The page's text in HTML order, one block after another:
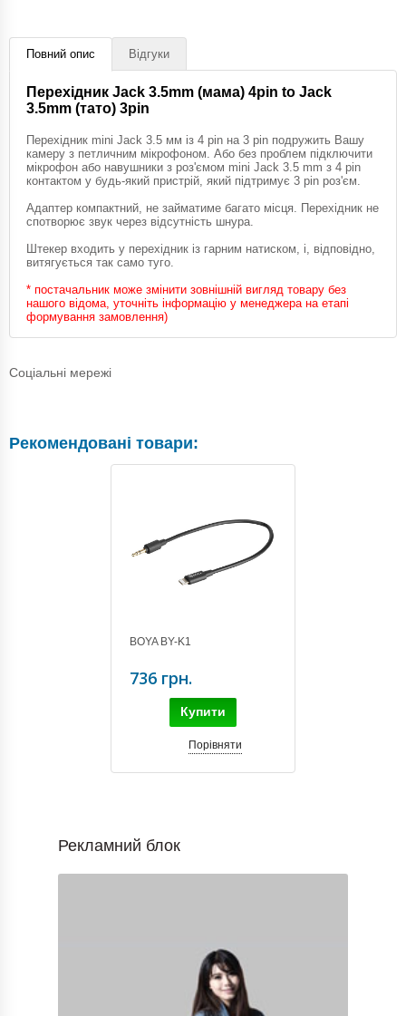
Повний опис Відгуки
Перехідник Jack 3.5mm (мама) 4pin to Jack
3.5mm (тато) 3pin
Перехідник mini Jack 3.5 мм із 4 pin на 3 pin подружить Вашу
камеру з петличним мікрофоном. Або без проблем підключити
мікрофон або навушники з роз'ємом mini Jack 3.5 mm з 4 pin
контактом у будь-який пристрій, який підтримує 3 pin роз'єм.
Адаптер компактний, не займатиме багато місця. Перехідник не
спотворює звук через відсутність шнура.
Штекер входить у перехідник із гарним натиском, і, відповідно,
витягується так само туго.
* постачальник може змінити зовнішній вигляд товару без
нашого відома, уточніть інформацію у менеджера на етапі
формування замовлення)
Соціальні мережі
Рекомендовані товари:
BOYA BY-K1
736 грн.
Купити
Порівняти
Рекламний блок